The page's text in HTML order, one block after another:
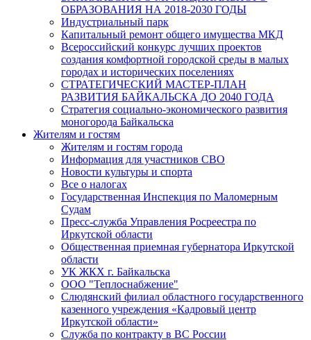
ОБРАЗОВАНИЯ НА 2018-2030 ГОДЫ
Индустриальный парк
Капитальный ремонт общего имущества МКД
Всероссийский конкурс лучших проектов
создания комфортной городской среды в малых
городах и исторических поселениях
СТРАТЕГИЧЕСКИЙ МАСТЕР-ПЛАН
РАЗВИТИЯ БАЙКАЛЬСКА ДО 2040 ГОДА
Стратегия социально-экономического развития
моногорода Байкальска
Жителям и гостям
Жителям и гостям города
Информация для участников СВО
Новости культуры и спорта
Все о налогах
Государственная Инспекция по Маломерным
Судам
Пресс-служба Управления Росреестра по
Иркутской области
Общественная приемная губернатора Иркутской
области
УК ЖКХ г. Байкальска
ООО "Теплоснабжение"
Слюдянский филиал областного государственного
казенного учреждения «Кадровый центр
Иркутской области»
Служба по контракту в ВС России